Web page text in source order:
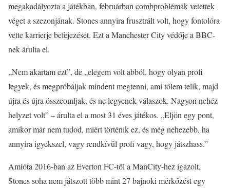
megakadályozta a játékban, februárban combproblémák vetettek
véget a szezonjának. Stones annyira frusztrált volt, hogy fontolóra
vette karrierje befejezését. Ezt a Manchester City védője a BBC-
nek árulta el.
„Nem akartam ezt”, de „elegem volt abból, hogy olyan profi
legyek, és megpróbáljak mindent megtenni, ami tőlem telik, majd
újra és újra összeomljak, és ne legyenek válaszok. Nagyon nehéz
helyzet volt” – árulta el a most 31 éves játékos. „Eljön egy pont,
amikor már nem tudod, miért történik ez, és még nehezebb, ha
annyira igyekszel, vagy rendkívül profi vagy, hogy játszhass.”
Amióta 2016-ban az Everton FC-től a ManCity-hez igazolt,
Stones soha nem játszott több mint 27 bajnoki mérkőzést egy